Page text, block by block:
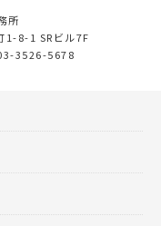
所
1-8-1 SRビル7F
3526-5678